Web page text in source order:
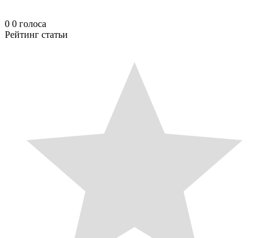
0 0 голоса
Рейтинг статьи